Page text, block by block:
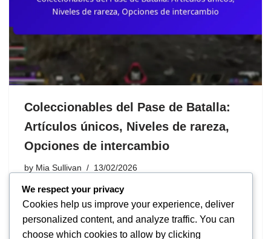
Coleccionables del Pase de Batalla:
Artículos únicos, Niveles de rareza,
Opciones de intercambio
by Mia Sullivan 13/02/2026
Los coleccionables del pase de batalla son artículos
únicos que los jugadores pueden ganar o desbloquear a
través del juego, mejorando su experiencia de juego con
mejoras cosméticas y contenido exclusivo. Estos
We respect your privacy
Cookies help us improve your experience, deliver
personalized content, and analyze traffic. You can
choose which cookies to allow by clicking